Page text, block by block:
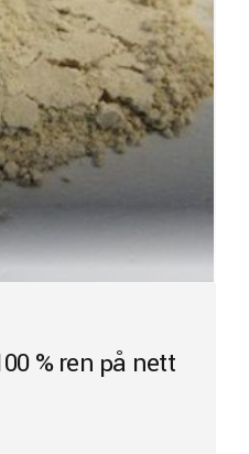
% ren på nett